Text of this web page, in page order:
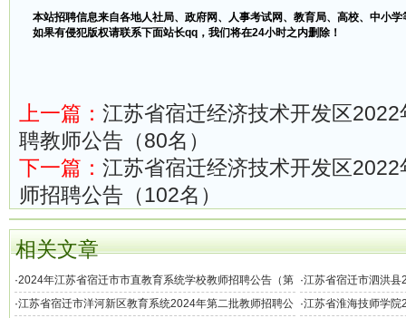
本站招聘信息来自各地人社局、政府网、人事考试网、教育局、高校、中小
如果有侵犯版权请联系下面站长qq，我们将在24小时之内删除！
上一篇： 江苏省宿迁经济技术开发区
聘教师公告（80名）
下一篇： 江苏省宿迁经济技术开发区
师招聘公告（102名）
相关文章
·2024年江苏省宿迁市市直教育系统学校教师招聘公告（第
三批）
·江苏省宿迁市泗洪县
批次）
·江苏省宿迁市洋河新区教育系统2024年第二批教师招聘公 ·江苏省淮海技师学